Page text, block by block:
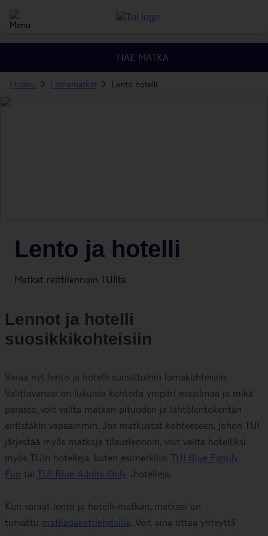
HAE MATKA
Etusivu Lomamatkat Lento hotelli
Lento ja hotelli
Matkat reittilennoin TUIlta
Lennot ja hotelli
suosikkikohteisiin
Varaa nyt lento ja hotelli suosittuihin lomakohteisiin.
Valittavanasi on lukuisia kohteita ympäri maailmaa ja mikä
parasta, voit valita matkan pituuden ja lähtölentokentän
entistäkin vapaammin. Jos matkustat kohteeseen, johon TUI
järjestää myös matkoja tilauslennoin, voit valita hotelliksi
myös TUIn hotelleja, kuten esimerkiksi TUI Blue Family
Fun tai TUI Blue Adults Only -hotelleja.
Kun varaat lento ja hotelli-matkan, matkasi on
turvattu matkapakettiehdoilla. Voit aina ottaa yhteyttä